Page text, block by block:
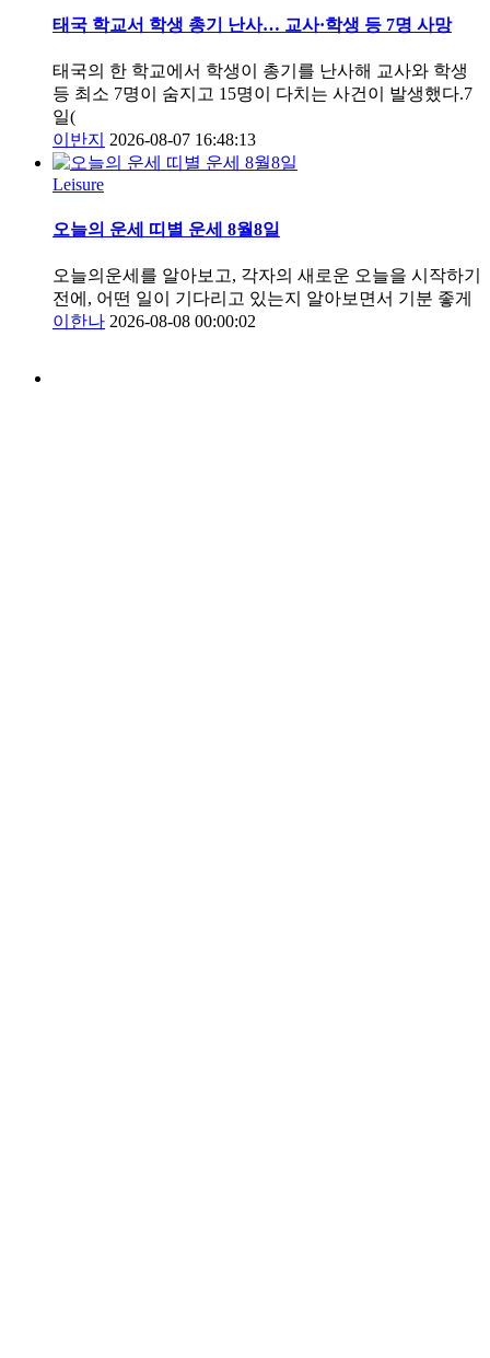
태국 학교서 학생 총기 난사… 교사·학생 등 7명 사망
태국의 한 학교에서 학생이 총기를 난사해 교사와 학생
등 최소 7명이 숨지고 15명이 다치는 사건이 발생했다.7
일(
이반지
2026-08-07 16:48:13
Leisure
오늘의 운세 띠별 운세 8월8일
오늘의운세를 알아보고, 각자의 새로운 오늘을 시작하기
전에, 어떤 일이 기다리고 있는지 알아보면서 기분 좋게
이한나 2026-08-08 00:00:02